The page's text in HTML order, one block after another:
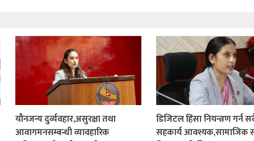
यौनजन्य दुर्व्यवहार,असुरक्षा तथा
आवागमनसम्बन्धी व्यावहारिक
डिजिटल हिंसा नियन्त्रण गर्न
सहकार्य आवश्यक,सामाजिक